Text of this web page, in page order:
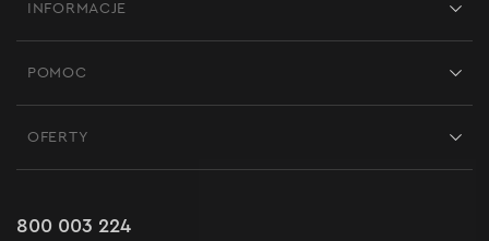
INFORMACJE
Regulamin sklepu internetowego
POMOC
Gwarancja i serwis
OFERTY
800 003 224